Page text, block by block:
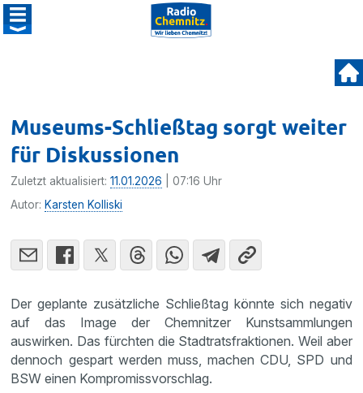
Museums-Schließtag sorgt weiter
für Diskussionen
Zuletzt aktualisiert:11.01.2026 | 07:16 Uhr
Autor: Karsten Kolliski
Der geplante zusätzliche Schließtag könnte sich negativ
auf das Image der Chemnitzer Kunstsammlungen
auswirken. Das fürchten die Stadtratsfraktionen. Weil aber
dennoch gespart werden muss, machen CDU, SPD und
BSW einen Kompromissvorschlag.